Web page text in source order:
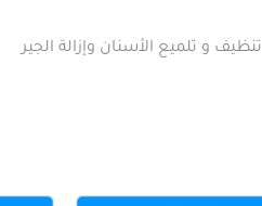
تنظيف و تلميع الأسنان وإزالة الجير